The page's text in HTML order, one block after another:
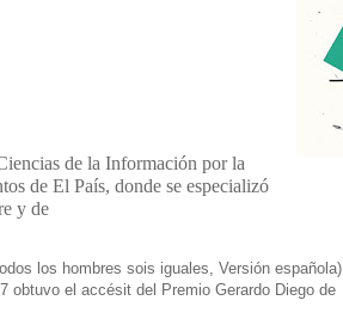
de la Información por la
de El País, donde se especializó
y de
los hombres sois iguales, Versión española)
obtuvo el accésit del Premio Gerardo Diego de